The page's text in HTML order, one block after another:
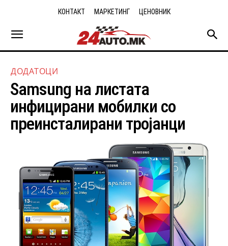
КОНТАКТ МАРКЕТИНГ ЦЕНОВНИК
ДОДАТОЦИ
Samsung на листата
инфицирани мобилки со
преинсталирани тројанци